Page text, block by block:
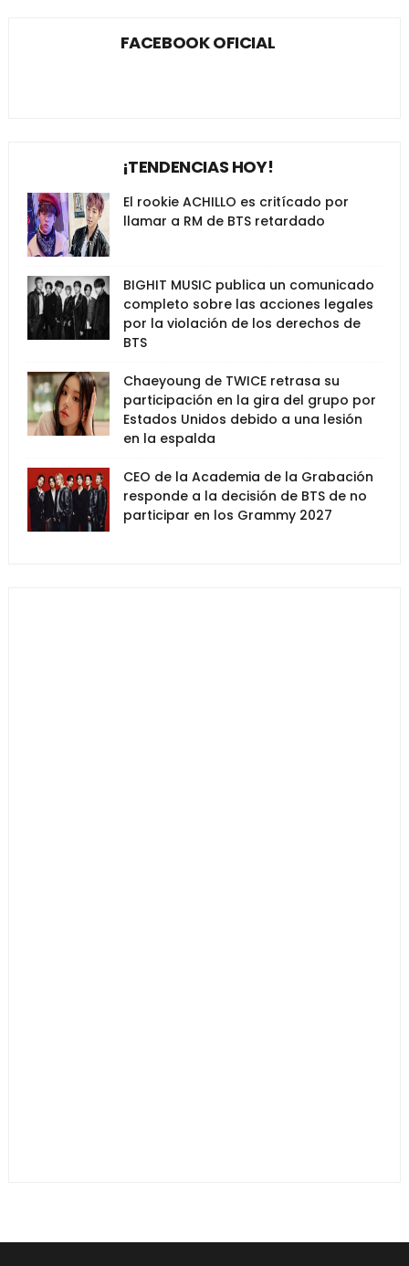
FACEBOOK OFICIAL
¡TENDENCIAS HOY!
El rookie ACHILLO es critícado por
llamar a RM de BTS retardado
BIGHIT MUSIC publica un comunicado
completo sobre las acciones legales
por la violación de los derechos de
BTS
Chaeyoung de TWICE retrasa su
participación en la gira del grupo por
Estados Unidos debido a una lesión
en la espalda
CEO de la Academia de la Grabación
responde a la decisión de BTS de no
participar en los Grammy 2027